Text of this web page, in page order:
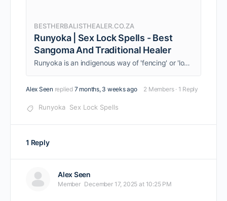
BESTHERBALISTHEALER.CO.ZA
Runyoka | Sex Lock Spells - Best
Sangoma And Traditional Healer
Runyoka is an indigenous way of 'fencing' or 'locking' a spouse, usually wives, to prevent them from committing adultery.
Alex Seen replied 7 months, 3 weeks ago 2 Members · 1 Reply
Runyoka Sex Lock Spells
1 Reply
Alex Seen
Member December 17, 2025 at 10:25 PM